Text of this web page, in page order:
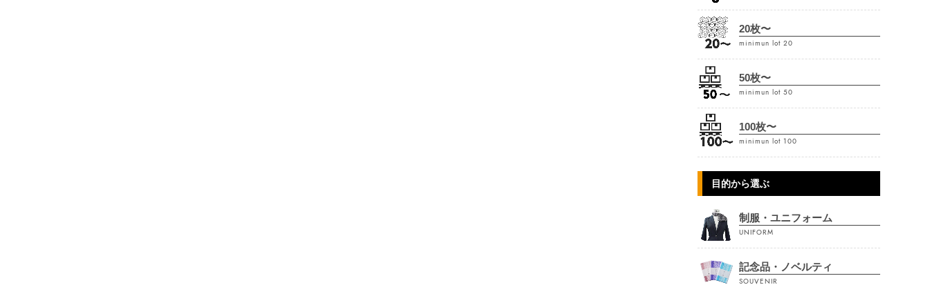
20枚〜
minimun lot 20
50枚〜
minimun lot 50
100枚〜
minimun lot 100
目的から選ぶ
制服・ユニフォーム
UNIFORM
記念品・ノベルティ
SOUVENIR